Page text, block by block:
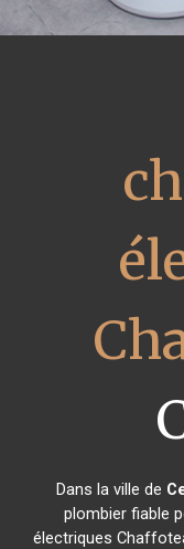
Dans la ville de
plombier fiable
électriques